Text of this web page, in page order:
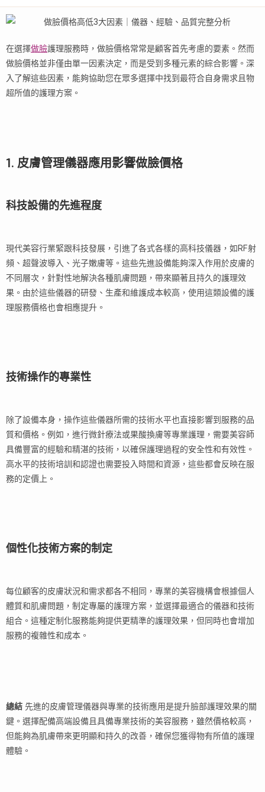
在選擇做臉護理服務時，做臉價格常常是顧客首先考慮的要素。然而
做臉價格並非僅由單一因素決定，而是受到多種元素的綜合影響。深
入了解這些因素，能夠協助您在眾多選擇中找到最符合自身需求且物
超所值的護理方案。
1. 皮膚管理儀器應用影響做臉價格
科技設備的先進程度
現代美容行業緊跟科技發展，引進了各式各樣的高科技儀器，如RF射
頻、超聲波導入、光子嫩膚等。這些先進設備能夠深入作用於皮膚的
不同層次，針對性地解決各種肌膚問題，帶來顯著且持久的護理效
果。由於這些儀器的研發、生產和維護成本較高，使用這類設備的護
理服務價格也會相應提升。
技術操作的專業性
除了設備本身，操作這些儀器所需的技術水平也直接影響到服務的品
質和價格。例如，進行微針療法或果酸換膚等專業護理，需要美容師
具備豐富的經驗和精湛的技術，以確保護理過程的安全性和有效性。
高水平的技術培訓和認證也需要投入時間和資源，這些都會反映在服
務的定價上。
個性化技術方案的制定
每位顧客的皮膚狀況和需求都各不相同，專業的美容機構會根據個人
體質和肌膚問題，制定專屬的護理方案，並選擇最適合的儀器和技術
組合。這種定制化服務能夠提供更精準的護理效果，但同時也會增加
服務的複雜性和成本。
總結 先進的皮膚管理儀器與專業的技術應用是提升臉部護理效果的關
鍵。選擇配備高端設備且具備專業技術的美容服務，雖然價格較高，
但能夠為肌膚帶來更明顯和持久的改善，確保您獲得物有所值的護理
體驗。